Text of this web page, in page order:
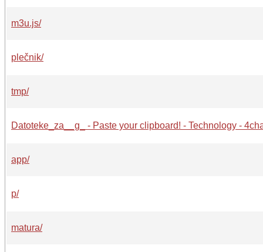
m3u.js/
plečnik/
tmp/
Datoteke_za__g_ - Paste your clipboard! - Technology -
app/
p/
matura/